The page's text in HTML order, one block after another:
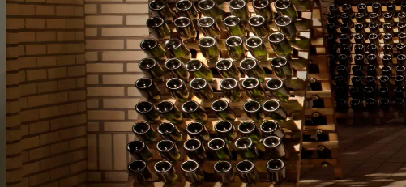
Experiências
Na Casa Valduga, acreditamos que a experiência do vinho é completa
além de se aprofundar na história da Famiglia Valduga, conhecendo a maior